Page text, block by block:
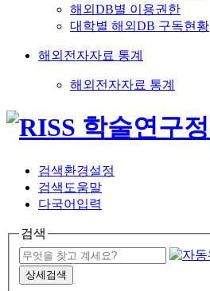
해외DB별 이용권한
대학별 해외DB 구독현황
해외전자자료 통계
해외전자자료 통계
검색환경설정
검색도움말
다국어입력
검색
상세검색